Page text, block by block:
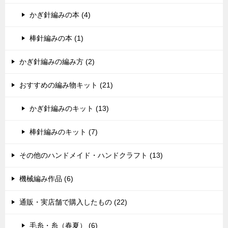
かぎ針編みの本 (4)
棒針編みの本 (1)
かぎ針編みの編み方 (2)
おすすめの編み物キット (21)
かぎ針編みのキット (13)
棒針編みのキット (7)
その他のハンドメイド・ハンドクラフト (13)
機械編み作品 (6)
通販・実店舗で購入したもの (22)
毛糸・糸（春夏） (6)